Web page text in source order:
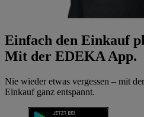
Einfach den Einkauf
Mit der EDEKA App.
Nie wieder etwas vergessen – mit
Einkauf ganz entspannt.